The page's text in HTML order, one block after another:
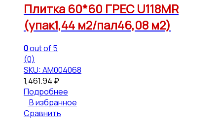
Плитка 60*60 ГРЕС U118MR
(упак1,44 м2/пал46,08 м2)
0out of 5
(0)
SKU: АМ004068
1,461.94 ₽
Подробнее
В избранное
Сравнить